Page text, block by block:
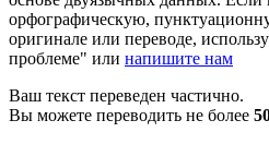
орфографическую,
оригинале или переводе,
проблеме" или напишите нам
Ваш текст переведен частично.
Вы можете переводить не более